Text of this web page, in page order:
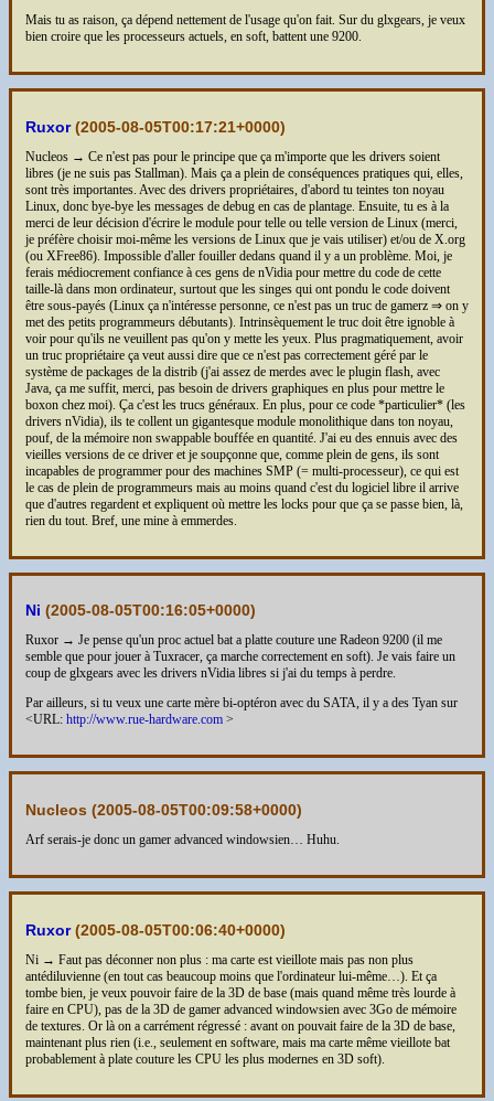
Mais tu as raison, ça dépend nettement de l'usage qu'on fait. Sur du glxgears, je veux
bien croire que les processeurs actuels, en soft, battent une 9200.
Ruxor(2005-08-05T00:17:21+0000)
Nucleos → Ce n'est pas pour le principe que ça m'importe que les drivers soient
libres (je ne suis pas Stallman). Mais ça a plein de conséquences pratiques qui, elles,
sont très importantes. Avec des drivers propriétaires, d'abord tu teintes ton noyau
Linux, donc bye-bye les messages de debug en cas de plantage. Ensuite, tu es à la
merci de leur décision d'écrire le module pour telle ou telle version de Linux (merci,
je préfère choisir moi-même les versions de Linux que je vais utiliser) et/ou de X.org
(ou XFree86). Impossible d'aller fouiller dedans quand il y a un problème. Moi, je
ferais médiocrement confiance à ces gens de nVidia pour mettre du code de cette
taille-là dans mon ordinateur, surtout que les singes qui ont pondu le code doivent
être sous-payés (Linux ça n'intéresse personne, ce n'est pas un truc de gamerz ⇒ on y
met des petits programmeurs débutants). Intrinsèquement le truc doit être ignoble à
voir pour qu'ils ne veuillent pas qu'on y mette les yeux. Plus pragmatiquement, avoir
un truc propriétaire ça veut aussi dire que ce n'est pas correctement géré par le
système de packages de la distrib (j'ai assez de merdes avec le plugin flash, avec
Java, ça me suffit, merci, pas besoin de drivers graphiques en plus pour mettre le
boxon chez moi). Ça c'est les trucs généraux. En plus, pour ce code *particulier* (les
drivers nVidia), ils te collent un gigantesque module monolithique dans ton noyau,
pouf, de la mémoire non swappable bouffée en quantité. J'ai eu des ennuis avec des
vieilles versions de ce driver et je soupçonne que, comme plein de gens, ils sont
incapables de programmer pour des machines SMP (= multi-processeur), ce qui est
le cas de plein de programmeurs mais au moins quand c'est du logiciel libre il arrive
que d'autres regardent et expliquent où mettre les locks pour que ça se passe bien, là,
rien du tout. Bref, une mine à emmerdes.
Ni (2005-08-05T00:16:05+0000)
Ruxor → Je pense qu'un proc actuel bat a platte couture une Radeon 9200 (il me
semble que pour jouer à Tuxracer, ça marche correctement en soft). Je vais faire un
coup de glxgears avec les drivers nVidia libres si j'ai du temps à perdre.
Par ailleurs, si tu veux une carte mère bi-optéron avec du SATA, il y a des Tyan sur
<URL: http://www.rue-hardware.com >
Nucleos (2005-08-05T00:09:58+0000)
Arf serais-je donc un gamer advanced windowsien… Huhu.
Ruxor(2005-08-05T00:06:40+0000)
Ni → Faut pas déconner non plus : ma carte est vieillote mais pas non plus
antédiluvienne (en tout cas beaucoup moins que l'ordinateur lui-même…). Et ça
tombe bien, je veux pouvoir faire de la 3D de base (mais quand même très lourde à
faire en CPU), pas de la 3D de gamer advanced windowsien avec 3Go de mémoire
de textures. Or là on a carrément régressé : avant on pouvait faire de la 3D de base,
maintenant plus rien (i.e., seulement en software, mais ma carte même vieillote bat
probablement à plate couture les CPU les plus modernes en 3D soft).